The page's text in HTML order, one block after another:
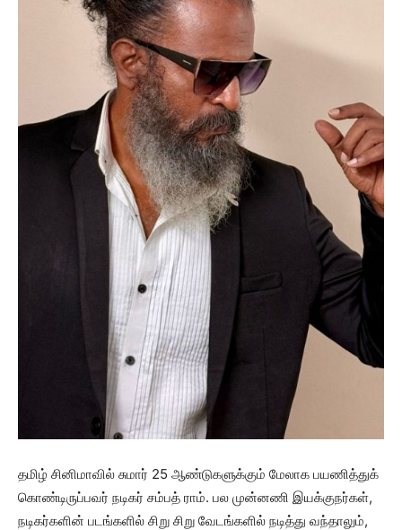
தமிழ் சினிமாவில் சுமார் 25 ஆண்டுகளுக்கும் மேலாக பயணித்துக்
கொண்டிருப்பவர் நடிகர் சம்பத் ராம். பல முன்னணி இயக்குநர்கள்,
நடிகர்களின் படங்களில் சிறு சிறு வேடங்களில் நடித்து வந்தாலும்,